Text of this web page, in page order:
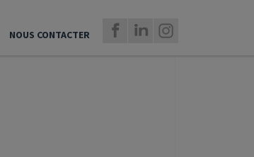
NOUS CONTACTER